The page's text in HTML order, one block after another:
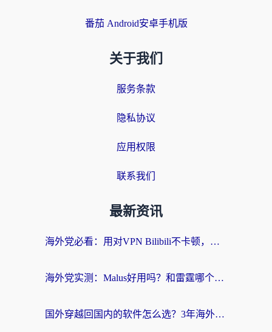
番茄 Android安卓手机版
关于我们
服务条款
隐私协议
应用权限
联系我们
最新资讯
海外党必看：用对VPN Bilibili不卡顿，英国玩国内游戏也丝滑——2026回国加速器选择指南
海外党实测：Malus好用吗？和雷霆哪个好？+ 3款热门加速器深度对比
国外穿越回国内的软件怎么选？3年海外党亲测实用指南，告别地域限制